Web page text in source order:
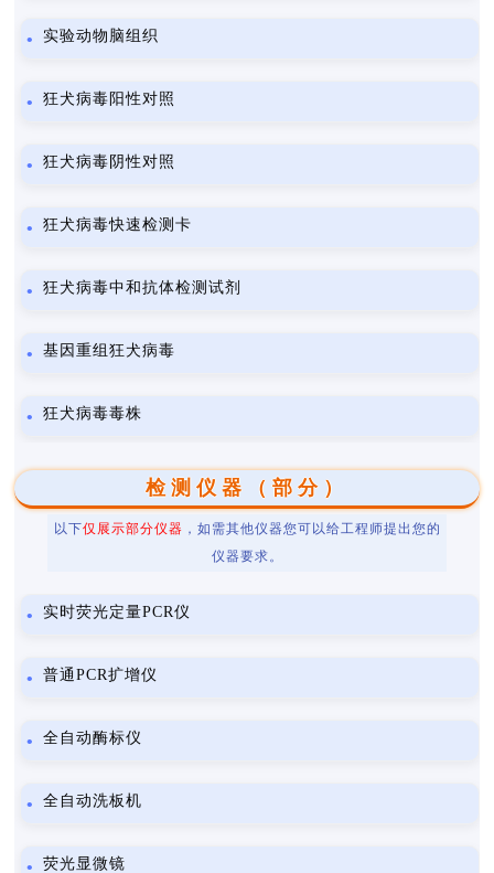
实验动物脑组织
狂犬病毒阳性对照
狂犬病毒阴性对照
狂犬病毒快速检测卡
狂犬病毒中和抗体检测试剂
基因重组狂犬病毒
狂犬病毒毒株
检测仪器（部分）
以下仅展示部分仪器 ，如需其他仪器您可以给工程师提出您的
仪器要求。
实时荧光定量PCR仪
普通PCR扩增仪
全自动酶标仪
全自动洗板机
荧光显微镜